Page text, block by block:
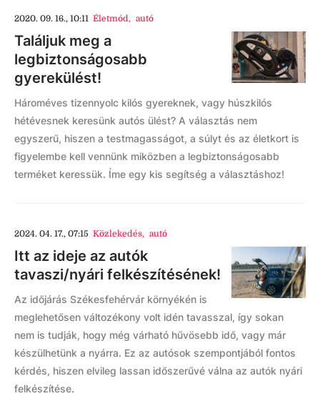
2020. 09. 16., 10:11 Életmód, autó
Találjuk meg a
legbiztonságosabb
gyerekülést!
Hároméves tizennyolc kilós gyereknek, vagy húszkilós
hétévesnek keresünk autós ülést? A választás nem
egyszerű, hiszen a testmagasságot, a súlyt és az életkort is
figyelembe kell vennünk miközben a legbiztonságosabb
terméket keressük. Íme egy kis segítség a választáshoz!
2024. 04. 17., 07:15 Közlekedés, autó
Itt az ideje az autók
tavaszi/nyári felkészítésének!
Az időjárás Székesfehérvár környékén is
meglehetősen változékony volt idén tavasszal, így sokan
nem is tudják, hogy még várható hűvösebb idő, vagy már
készülhetünk a nyárra. Ez az autósok szempontjából fontos
kérdés, hiszen elvileg lassan időszerűvé válna az autók nyári
felkészítése.